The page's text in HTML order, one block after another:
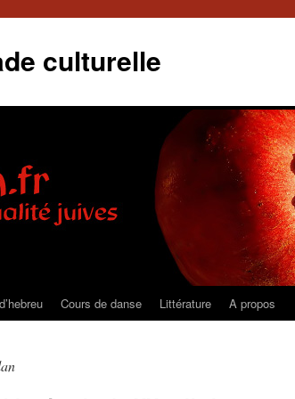
culturelle
Cours de danse Littérature A propos